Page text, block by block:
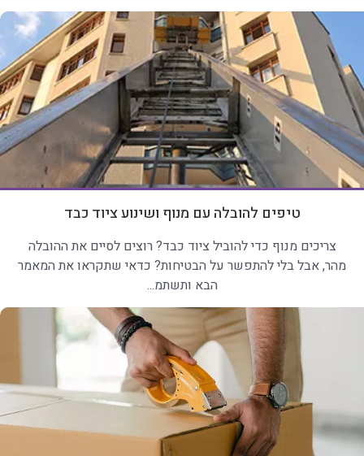
טיפים להובלה עם מנוף ושינוע ציוד כבד
צריכים מנוף כדי להוביל ציוד כבד? רוצים לסיים את ההובלה
מהר, אבל בלי להתפשר על הבטיחות? כדאי שתקראו את המאמר
הבא ותשתמ...